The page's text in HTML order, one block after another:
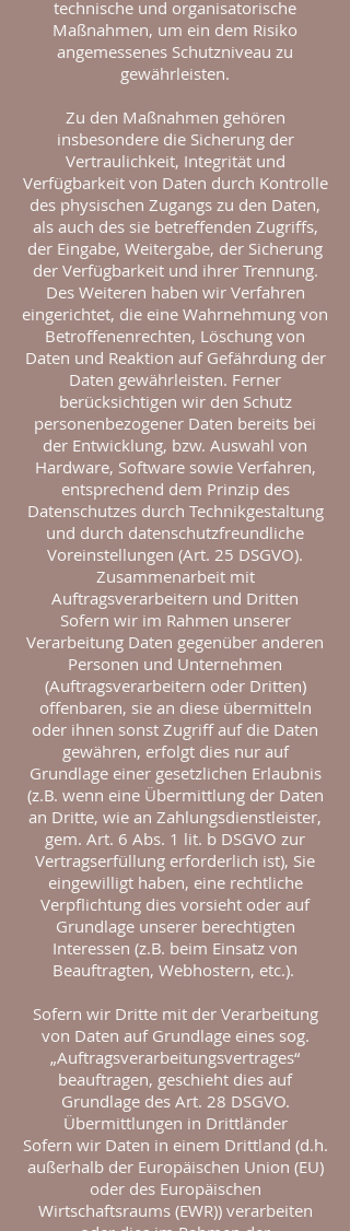
technische und organisatorische
Maßnahmen, um ein dem Risiko
angemessenes Schutzniveau zu
gewährleisten.
Zu den Maßnahmen gehören
insbesondere die Sicherung der
Vertraulichkeit, Integrität und
Verfügbarkeit von Daten durch Kontrolle
des physischen Zugangs zu den Daten,
als auch des sie betreffenden Zugriffs,
der Eingabe, Weitergabe, der Sicherung
der Verfügbarkeit und ihrer Trennung.
Des Weiteren haben wir Verfahren
eingerichtet, die eine Wahrnehmung von
Betroffenenrechten, Löschung von
Daten und Reaktion auf Gefährdung der
Daten gewährleisten. Ferner
berücksichtigen wir den Schutz
personenbezogener Daten bereits bei
der Entwicklung, bzw. Auswahl von
Hardware, Software sowie Verfahren,
entsprechend dem Prinzip des
Datenschutzes durch Technikgestaltung
und durch datenschutzfreundliche
Voreinstellungen (Art. 25 DSGVO).
Zusammenarbeit mit
Auftragsverarbeitern und Dritten
Sofern wir im Rahmen unserer
Verarbeitung Daten gegenüber anderen
Personen und Unternehmen
(Auftragsverarbeitern oder Dritten)
offenbaren, sie an diese übermitteln
oder ihnen sonst Zugriff auf die Daten
gewähren, erfolgt dies nur auf
Grundlage einer gesetzlichen Erlaubnis
(z.B. wenn eine Übermittlung der Daten
an Dritte, wie an Zahlungsdienstleister,
gem. Art. 6 Abs. 1 lit. b DSGVO zur
Vertragserfüllung erforderlich ist), Sie
eingewilligt haben, eine rechtliche
Verpflichtung dies vorsieht oder auf
Grundlage unserer berechtigten
Interessen (z.B. beim Einsatz von
Beauftragten, Webhostern, etc.).
Sofern wir Dritte mit der Verarbeitung
von Daten auf Grundlage eines sog.
„Auftragsverarbeitungsvertrages“
beauftragen, geschieht dies auf
Grundlage des Art. 28 DSGVO.
Übermittlungen in Drittländer
Sofern wir Daten in einem Drittland (d.h.
außerhalb der Europäischen Union (EU)
oder des Europäischen
Wirtschaftsraums (EWR)) verarbeiten